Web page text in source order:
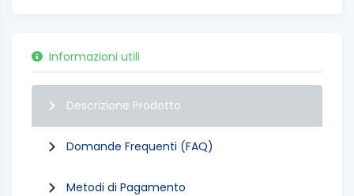
Informazioni utili
Descrizione Prodotto
Domande Frequenti (FAQ)
Metodi di Pagamento